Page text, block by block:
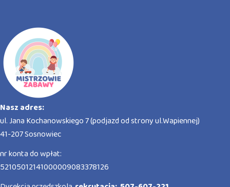
Nasz adres:
ul. Jana Kochanowskiego 7 (podjazd od strony ul.Wapiennej)
41-207 Sosnowiec
nr konta do wpłat:
52105012141000009083378126